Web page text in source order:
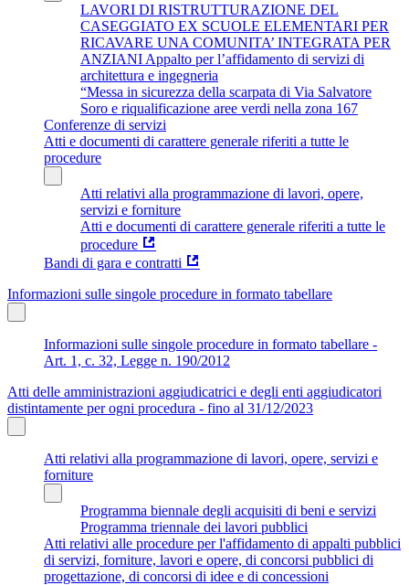
LAVORI DI RISTRUTTURAZIONE DEL
CASEGGIATO EX SCUOLE ELEMENTARI PER
RICAVARE UNA COMUNITA’ INTEGRATA PER
ANZIANI Appalto per l’affidamento di servizi di
architettura e ingegneria
“Messa in sicurezza della scarpata di Via Salvatore
Soro e riqualificazione aree verdi nella zona 167
Conferenze di servizi
Atti e documenti di carattere generale riferiti a tutte le
procedure
Atti relativi alla programmazione di lavori, opere,
servizi e forniture
Atti e documenti di carattere generale riferiti a tutte le
procedure
Bandi di gara e contratti
Informazioni sulle singole procedure in formato tabellare
Informazioni sulle singole procedure in formato tabellare -
Art. 1, c. 32, Legge n. 190/2012
Atti delle amministrazioni aggiudicatrici e degli enti aggiudicatori
distintamente per ogni procedura - fino al 31/12/2023
Atti relativi alla programmazione di lavori, opere, servizi e
forniture
Programma biennale degli acquisiti di beni e servizi
Programma triennale dei lavori pubblici
Atti relativi alle procedure per l'affidamento di appalti pubblici
di servizi, forniture, lavori e opere, di concorsi pubblici di
progettazione, di concorsi di idee e di concessioni